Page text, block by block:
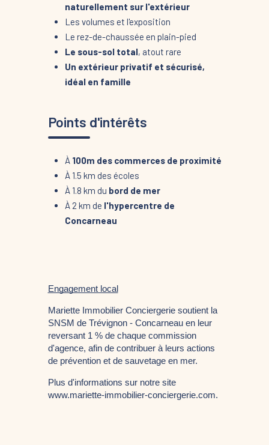
naturellement sur l'extérieur
Les volumes et l'exposition
Le rez-de-chaussée en plain-pied
Le sous-sol total, atout rare
Un extérieur privatif et sécurisé,
idéal en famille
Points d'intérêts
À 100m des commerces de proximité
À 1.5 km des écoles
À 1.8 km du bord de mer
À 2 km de l'hypercentre de
Concarneau
Engagement local
Mariette Immobilier Conciergerie soutient la
SNSM de Trévignon - Concarneau en leur
reversant 1 % de chaque commission
d'agence, afin de contribuer à leurs actions
de prévention et de sauvetage en mer.
Plus d'informations sur notre site
www.mariette-immobilier-conciergerie.com.